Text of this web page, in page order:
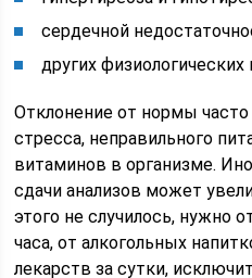
сердечной
других
Отклонение от нормы
стресса, неправильного
витаминов в организме.
сдачи анализов может
этого не случилось, нужно
часа, от алкогольных
лекарств за сутки,